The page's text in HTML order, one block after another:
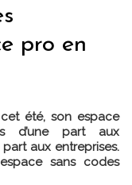
pro en
été, son espace
d’une part aux
aux entreprises.
sans codes